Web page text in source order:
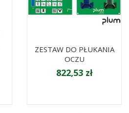
ZESTAW DO PŁUKANIA
OCZU
822,53 zł